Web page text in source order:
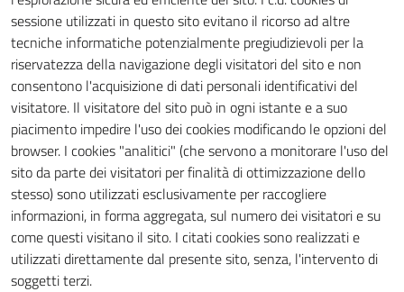
sessione utilizzati in questo sito evitano il ricorso ad altre
tecniche informatiche potenzialmente pregiudizievoli per la
riservatezza della navigazione degli visitatori del sito e non
consentono l'acquisizione di dati personali identificativi del
visitatore. Il visitatore del sito può in ogni istante e a suo
piacimento impedire l'uso dei cookies modificando le opzioni del
browser. I cookies "analitici" (che servono a monitorare l'uso del
sito da parte dei visitatori per finalità di ottimizzazione dello
stesso) sono utilizzati esclusivamente per raccogliere
informazioni, in forma aggregata, sul numero dei visitatori e su
come questi visitano il sito. I citati cookies sono realizzati e
utilizzati direttamente dal presente sito, senza, l'intervento di
soggetti terzi.